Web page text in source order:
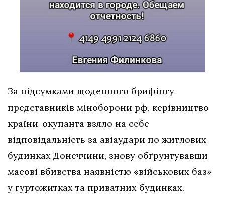
За підсумками щоденного брифінгу
представників міноборони рф, керівництво
країни-окупанта взяло на себе
відповідальність за авіаудари по житлових
будинках Донеччини, знову обґрунтувавши
масові вбивства наявністю «військових баз»
у гуртожитках та приватних будинках.